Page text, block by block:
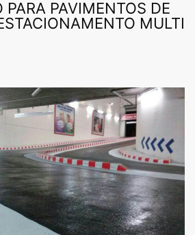
PARA PAVIMENTOS DE
MULTI